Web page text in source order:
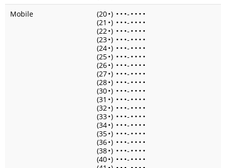
Mobile
(20•) • • •- • • • •
(21 •) • • •- • • • •
(22•) • • •- • • • •
(23•) • • •- • • • •
(24•) • • •- • • • •
(25•) • • •- • • • •
(26•) • • •- • • • •
(27•) • • •- • • • •
(28•) • • •- • • • •
(30•) • • •- • • • •
(31 •) • • •- • • • •
(32•) • • •- • • • •
(33•) • • •- • • • •
(34•) • • •- • • • •
(35•) • • •- • • • •
(36•) • • •- • • • •
(38•) • • •- • • • •
(40•) • • •- • • • •